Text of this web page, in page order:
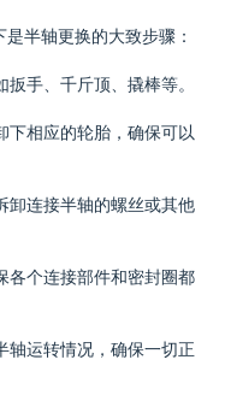
半轴更换的大致步骤：
手、千斤顶、撬棒等。
下相应的轮胎，确保可以
卸连接半轴的螺丝或其他
各个连接部件和密封圈都
轴运转情况，确保一切正